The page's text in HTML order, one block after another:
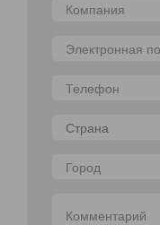
Страна